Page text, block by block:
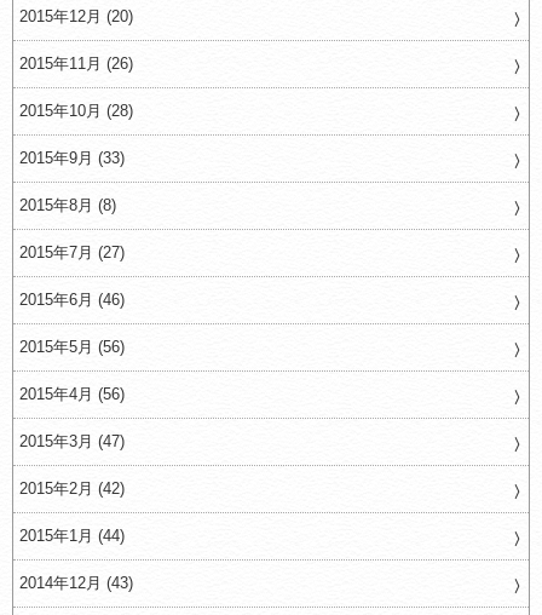
2015年12月 (20)
2015年11月 (26)
2015年10月 (28)
2015年9月 (33)
2015年8月 (8)
2015年7月 (27)
2015年6月 (46)
2015年5月 (56)
2015年4月 (56)
2015年3月 (47)
2015年2月 (42)
2015年1月 (44)
2014年12月 (43)